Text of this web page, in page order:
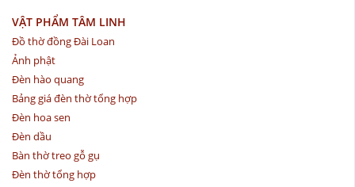
VẬT PHẨM TÂM LINH
Đồ thờ đồng Đài Loan
Ảnh phật
Đèn hào quang
Bảng giá đèn thờ tổng hợp
Đèn hoa sen
Đèn dầu
Bàn thờ treo gỗ gụ
Đèn thờ tổng hợp